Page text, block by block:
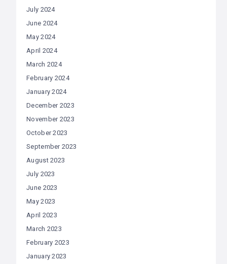
July 2024
June 2024
May 2024
April 2024
March 2024
February 2024
January 2024
December 2023
November 2023
October 2023
September 2023
August 2023
July 2023
June 2023
May 2023
April 2023
March 2023
February 2023
January 2023